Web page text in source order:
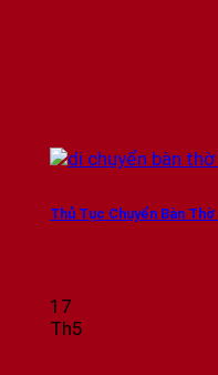
Thủ Tục Chuyển Bàn
17
Th5